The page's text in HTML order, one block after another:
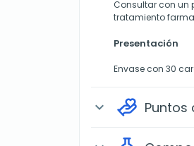
Consultar con un
tratamiento
Presentación
Envase con 30
expand_more Puntos